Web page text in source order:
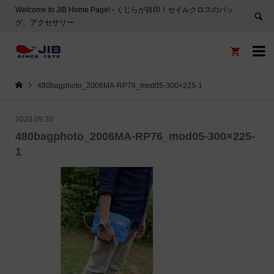
Welcome to JIB Home Page! ‐ くじらが目印！セイルクロスのバッ
グ、アクセサリー


480bagphoto_2006MA-RP76_mod05-300×225-1
2020.09.20
480bagphoto_2006MA-RP76_mod05-300×225-
1